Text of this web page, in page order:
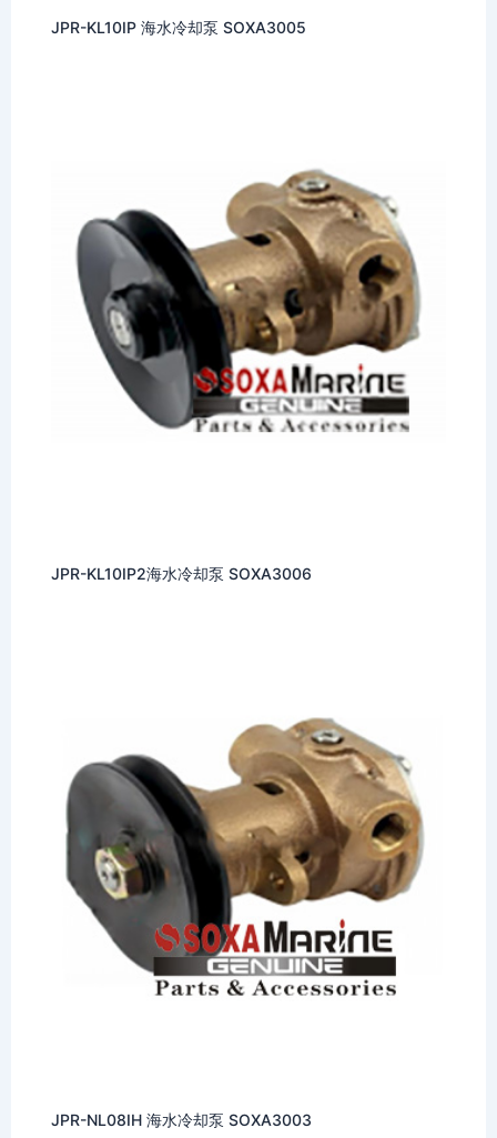
JPR-KL10IP 海水冷却泵 SOXA3005
JPR-KL10IP2海水冷却泵 SOXA3006
JPR-NL08IH 海水冷却泵 SOXA3003